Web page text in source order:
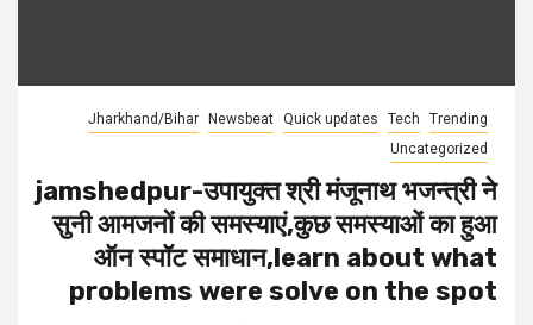
Jharkhand/Bihar Newsbeat Quick updates Tech
Trending
Uncategorized
jamshedpur-उपायुक्त श्री मंजूनाथ भजन्त्री ने
सुनी आमजनों की समस्याएं,कुछ समस्याओं का हुआ
ऑन स्पॉट समाधान,learn about what
problems were solve on the spot